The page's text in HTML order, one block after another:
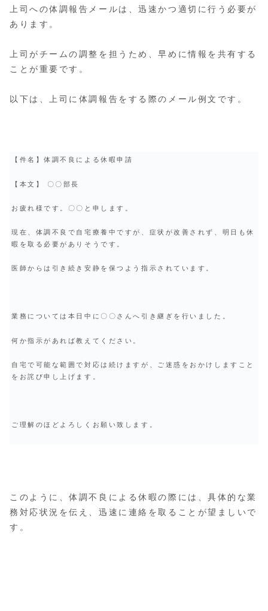
上司への体調報告メールは、迅速かつ適切に行う必要が
あります。
上司がチームの調整を担うため、早めに情報を共有する
ことが重要です。
以下は、上司に体調報告をする際のメール例文です。
【件名】体調不良による休暇申請
【本文】 〇〇部長
お疲れ様です。〇〇と申します。
現在、体調不良で自宅療養中ですが、症状が改善されず、明日も休
暇を取る必要がありそうです。
医師からは引き続き安静を保つよう指示されています。
業務については本日中に〇〇さんへ引き継ぎを行いました。
何か指示があれば教えてください。
自宅で可能な範囲で対応は続けますが、ご迷惑をおかけしますこと
をお詫び申し上げます。
ご理解のほどよろしくお願い致します。
このように、体調不良による休暇の際には、具体的な業
務対応状況を伝え、迅速に連絡を取ることが望ましいで
す。